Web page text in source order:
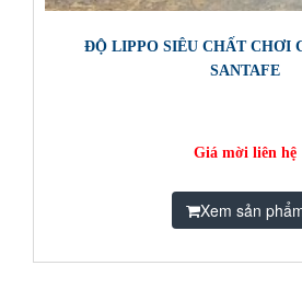
ĐỘ LIPPO SIÊU CHẤT CHƠI
SANTAFE
Giá mời liên hệ
Xem sản